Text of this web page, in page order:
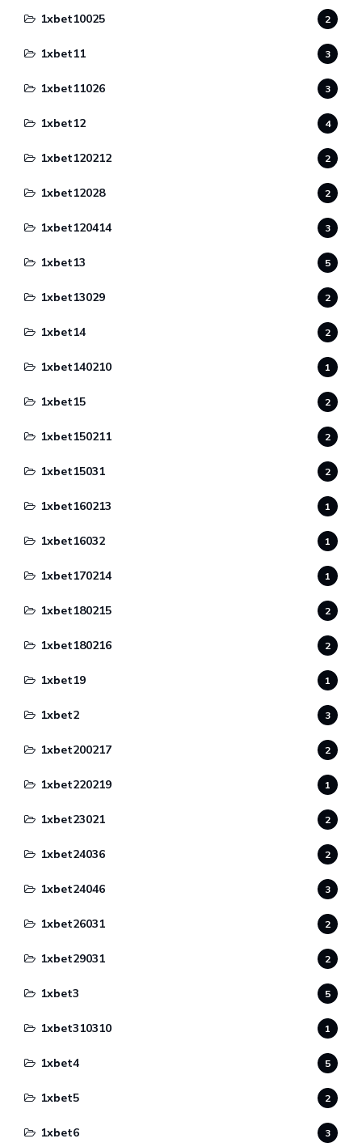
1xbet10025 2
1xbet11 3
1xbet11026 3
1xbet12 4
1xbet120212 2
1xbet12028 2
1xbet120414 3
1xbet13 5
1xbet13029 2
1xbet14 2
1xbet140210 1
1xbet15 2
1xbet150211 2
1xbet15031 2
1xbet160213 1
1xbet16032 1
1xbet170214 1
1xbet180215 2
1xbet180216 2
1xbet19 1
1xbet2 3
1xbet200217 2
1xbet220219 1
1xbet23021 2
1xbet24036 2
1xbet24046 3
1xbet26031 2
1xbet29031 2
1xbet3 5
1xbet310310 1
1xbet4 5
1xbet5 2
1xbet6 3